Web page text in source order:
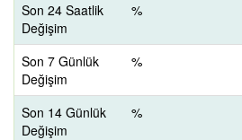
Son 24 Saatlik
Değişim
%
Son 7 Günlük
Değişim
%
Son 14 Günlük
Değişim
%